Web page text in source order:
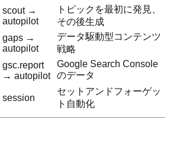
scout →
autopilot
トピックを最初に発見、
その後生成
gaps →
autopilot
データ駆動型コンテンツ
戦略
gsc.report
→ autopilot
Google Search Console
のデータ
session
セットアンドフォーゲッ
ト自動化